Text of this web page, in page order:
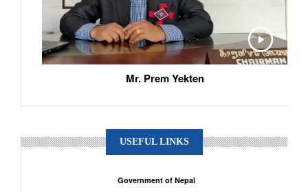
Mr. Prem Yekten
USEFUL LINKS
Government of Nepal